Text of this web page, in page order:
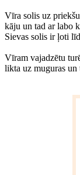
Vīra solis uz
kāju un tad ar labo
Sievas solis ir ļoti
Vīram vajadzētu
likta uz muguras un